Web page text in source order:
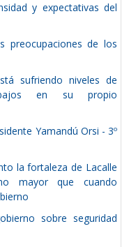
y expectativas del
preocupaciones de los
sufriendo niveles de
en su propio
Yamandú Orsi - 3º
la fortaleza de Lacalle
mayor que cuando
sobre seguridad